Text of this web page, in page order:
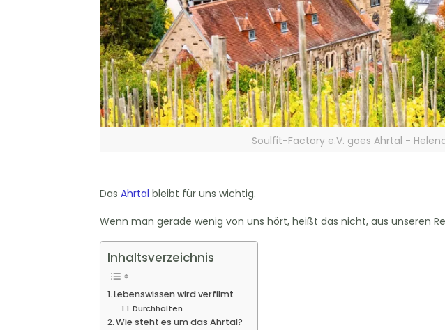
Soulfit-Factory e.V. goes Ahrtal -
Das Ahrtal bleibt für uns wichtig.
Wenn man gerade wenig von uns hört, heißt das nicht, aus unseren
Inhaltsverzeichnis
Lebenswissen wird verfilmt
Durchhalten
Wie steht es um das Ahrtal?